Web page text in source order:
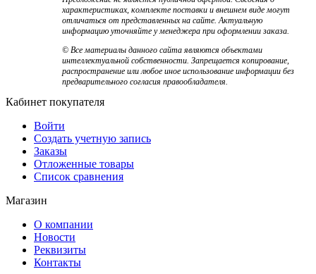
характеристиках, комплекте поставки и внешнем виде могут
отличаться от представленных на сайте. Актуальную
информацию уточняйте у менеджера при оформлении заказа.
© Все материалы данного сайта являются объектами
интеллектуальной собственности. Запрещается копирование,
распространение или любое иное использование информации без
предварительного согласия правообладателя.
Кабинет покупателя
Войти
Создать учетную запись
Заказы
Отложенные товары
Список сравнения
Магазин
О компании
Новости
Реквизиты
Контакты